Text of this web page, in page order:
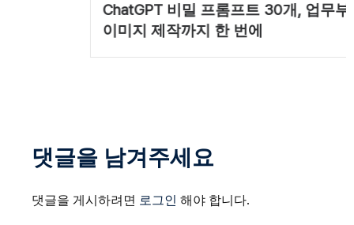
ChatGPT 비밀 프롬프트 30개, 업무부터
이미지 제작까지 한 번에
댓글을 남겨주세요
댓글을 게시하려면 로그인 해야 합니다.